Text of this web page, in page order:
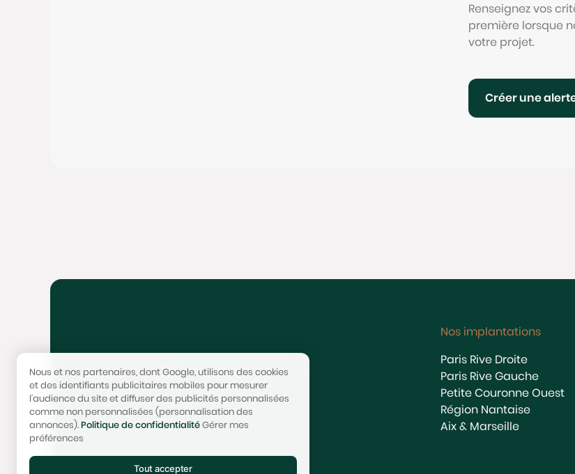
Renseignez vos
première lorsque
votre projet.
Créer une
4,9/5 - 300+ avis
Nos implantations
Paris Rive Droite
Paris Rive Gauche
Petite Couronne Ouest
Région Nantaise
Aix & Marseille
Nous et nos partenaires, dont Google, utilisons des cookies
et des identifiants publicitaires mobiles pour mesurer
l'audience du site et diffuser des publicités personnalisées
comme non personnalisées (personnalisation des
annonces).Politique de confidentialitéGérer mes
préférences
Tout accepter